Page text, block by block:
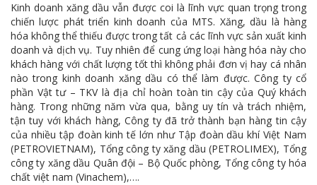
10 sự kiện tiêu biểu năm 2023
MTS -10 sự kiện nổi bật năm 2022
Bản tin số 358- Vinacomin news
COMINLUB - TỰ HÀO CHẶNG ĐƯỜNG 25 NĂM
MTS - Gặp mặt cán bộ ngành than vùng Cẩm Phả
Công ty CP Vật tư TKV quyết liệt phòng chống dịch đảm bảo cung ứng vật tư
TKV đẩy mạnh lộ trình tái cơ cấu
Kinh doanh xăng dầu vẫn được coi là lĩnh vực quan trọng trong
chiến lược phát triển kinh doanh của MTS. Xăng, dầu là hàng
hóa không thể thiếu được trong tất cả các lĩnh vực sản xuất kinh
doanh và dịch vụ. Tuy nhiên để cung ứng loại hàng hóa này cho
khách hàng với chất lượng tốt thì không phải đơn vị hay cá nhân
nào trong kinh doanh xăng dầu có thể làm được. Công ty cổ
phần Vật tư – TKV là địa chỉ hoàn toàn tin cậy của Quý khách
hàng. Trong những năm vừa qua, bằng uy tín và trách nhiệm,
tận tuy với khách hàng, Công ty đã trở thành bạn hàng tin cậy
của nhiều tập đoàn kinh tế lớn như Tập đoàn dầu khí Việt Nam
(PETROVIETNAM), Tổng công ty xăng dầu (PETROLIMEX), Tổng
công ty xăng dầu Quân đội – Bộ Quốc phòng, Tổng công ty hóa
chất việt nam (Vinachem),….